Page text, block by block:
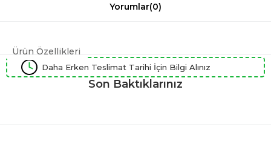
Yorumlar(0)
Ürün Özellikleri
Daha Erken Teslimat Tarihi İçin Bilgi Alınız
Son Baktıklarınız